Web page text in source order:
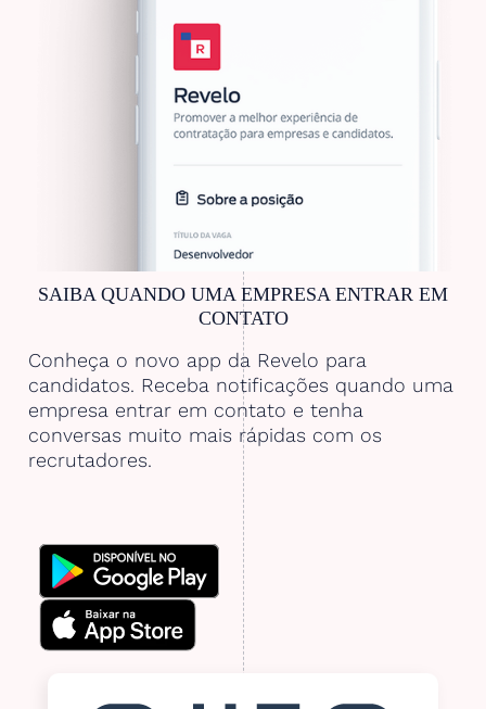
SAIBA QUANDO UMA EMPRESA ENTRAR EM
CONTATO
Conheça o novo app da Revelo para
candidatos. Receba notificações quando uma
empresa entrar em contato e tenha
conversas muito mais rápidas com os
recrutadores.